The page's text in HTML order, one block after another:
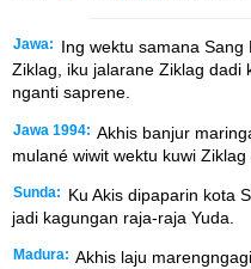
Jawa:
Ing wektu samana
Ziklag, iku jalarane Ziklag dadi
nganti saprene.
Jawa 1994: Akhis banjur
mulané wiwit wektu kuwi
Sunda:
Ku Akis dipaparin kota
jadi kagungan raja-raja Yuda.
Madura: Akhis laju